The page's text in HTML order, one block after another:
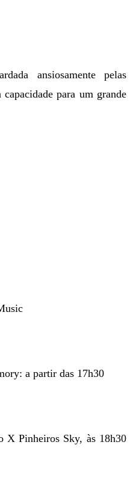
ansiosamente pelas
para um grande
a partir das 17h30
X Pinheiros Sky, às 18h30